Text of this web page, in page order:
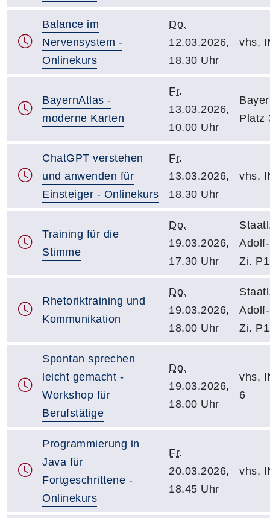
Balance im
Nervensystem -
Onlinekurs
Do.
12.03.2026,
18.30 Uhr
vhs,
BayernAtlas -
moderne Karten
Fr.
13.03.2026,
10.00 Uhr
Platz
ChatGPT verstehen
und anwenden für
Einsteiger - Onlinekurs
Fr.
13.03.2026,
18.30 Uhr
vhs,
Training für die
Stimme
Do.
19.03.2026,
17.30 Uhr
Zi.
Rhetoriktraining und
Kommunikation
Do.
19.03.2026,
18.00 Uhr
Zi.
Spontan sprechen
leicht gemacht -
Workshop für
Berufstätige
Do.
19.03.2026,
18.00 Uhr
vhs,
6
Programmierung in
Java für
Fortgeschrittene -
Onlinekurs
Fr.
20.03.2026,
18.45 Uhr
vhs,